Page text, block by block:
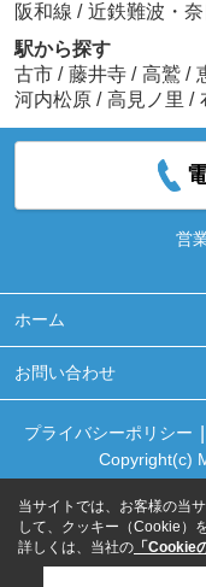
阪和線 / 近鉄難波・
駅から探す
古市 / 藤井寺 / 高鷲 /
河内松原 / 高見ノ里 /
営
ホーム
お問い合わせ
プライバシーポリシー
Copyright(c)
当サイトでは、お客様の当
して、クッキー（Cookie）
詳しくは、当社の 「Cookie